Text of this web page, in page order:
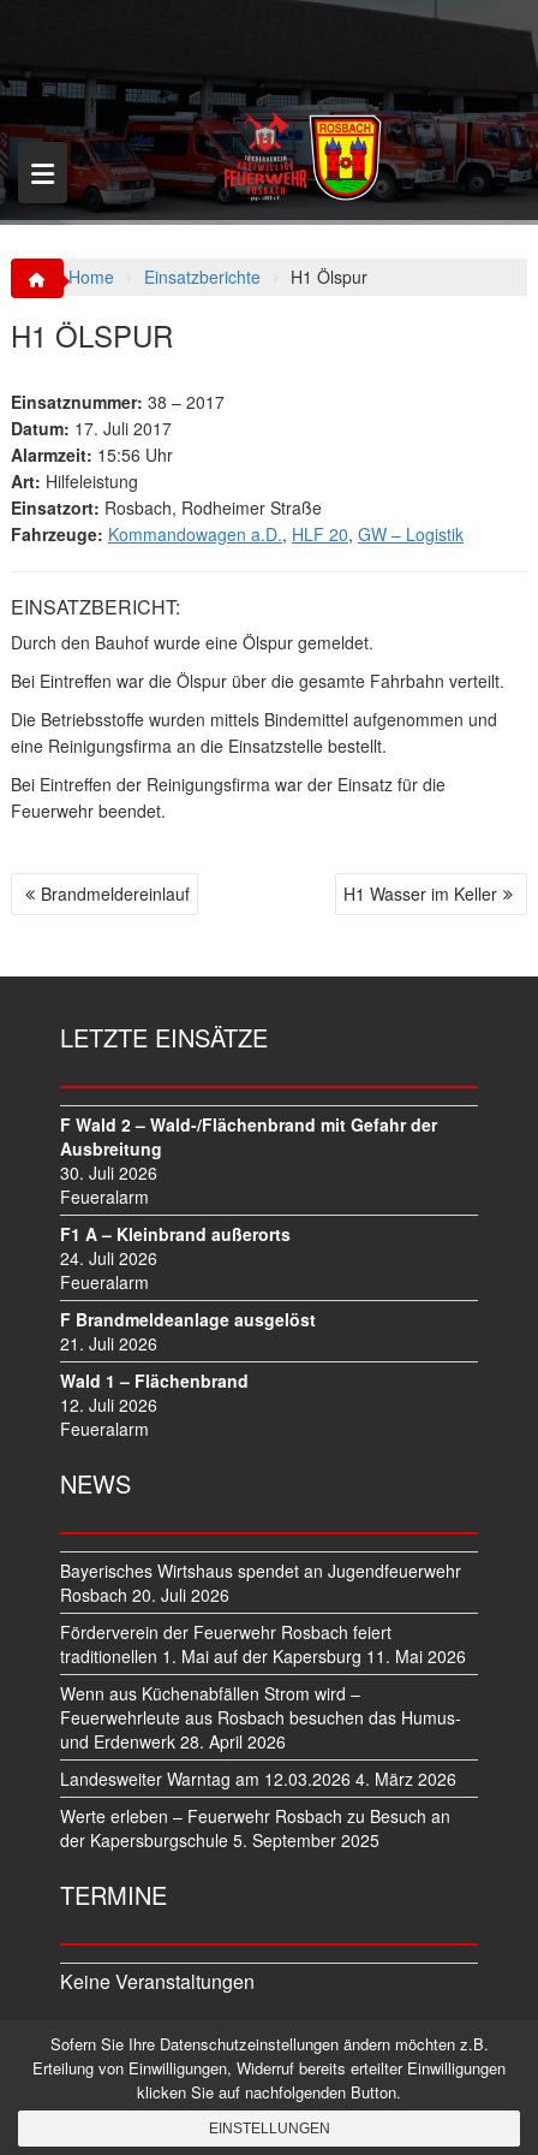
p
o
c
o
n
t
Home Einsatzberichte H1 Ölspur
H1 ÖLSPUR
Einsatznummer: 38 – 2017
Datum: 17. Juli 2017
Alarmzeit: 15:56 Uhr
Art: Hilfeleistung
Einsatzort: Rosbach, Rodheimer Straße
Fahrzeuge: Kommandowagen a.D., HLF 20, GW – Logistik
EINSATZBERICHT:
Durch den Bauhof wurde eine Ölspur gemeldet.
Bei Eintreffen war die Ölspur über die gesamte Fahrbahn verteilt.
Die Betriebsstoffe wurden mittels Bindemittel aufgenommen und
eine Reinigungsfirma an die Einsatzstelle bestellt.
Bei Eintreffen der Reinigungsfirma war der Einsatz für die
Feuerwehr beendet.
B Brandmeldereinlauf H1 Wasser im Keller
LETZTE EINSÄTZE
F Wald 2 – Wald-/Flächenbrand mit Gefahr der
Ausbreitung
30. Juli 2026
Feueralarm
F1 A – Kleinbrand außerorts
24. Juli 2026
Feueralarm
F Brandmeldeanlage ausgelöst
21. Juli 2026
Wald 1 – Flächenbrand
12. Juli 2026
Feueralarm
NEWS
Bayerisches Wirtshaus spendet an Jugendfeuerwehr
Rosbach 20. Juli 2026
Förderverein der Feuerwehr Rosbach feiert
traditionellen 1. Mai auf der Kapersburg 11. Mai 2026
Wenn aus Küchenabfällen Strom wird –
Feuerwehrleute aus Rosbach besuchen das Humus-
und Erdenwerk 28. April 2026
Landesweiter Warntag am 12.03.2026 4. März 2026
Werte erleben – Feuerwehr Rosbach zu Besuch an
der Kapersburgschule 5. September 2025
TERMINE
Keine Veranstaltungen
Datenschutz Impressum
©2026 Alle Rechte vorbehalten.
Sofern Sie Ihre Datenschutzeinstellungen ändern möchten z.B.
Erteilung von Einwilligungen, Widerruf bereits erteilter Einwilligungen
klicken Sie auf nachfolgenden Button.
EINSTELLUNGEN